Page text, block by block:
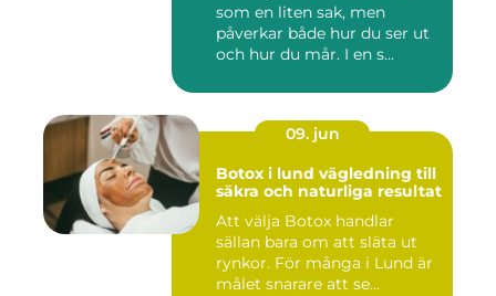
som en liten sak, men
påverkar både hur du ser ut
och hur du mår. I en s...
09. jun
Botox i lund vägledning till
säkra och naturliga resultat
Att välja Botox handlar
sällan bara om att släta ut
rynkor. För många i Lund är
målet snarare att se...